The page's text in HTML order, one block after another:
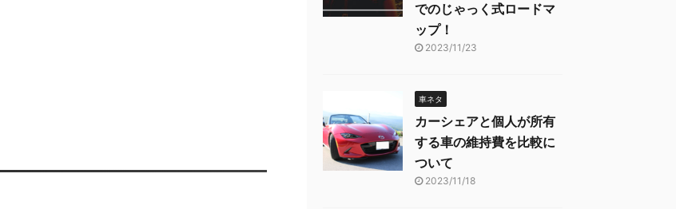
でのじゃっく式ロードマ
ップ！
2023/11/23
車ネタ
カーシェアと個人が所有
する車の維持費を比較に
ついて
2023/11/18